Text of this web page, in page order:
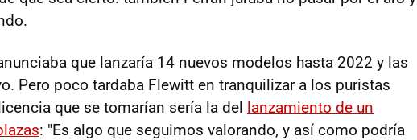
que lanzaría 14 nuevos modelos hasta 2022 y las
Pero poco tardaba Flewitt en tranquilizar a los puristas
que se tomarían sería la del lanzamiento de un
: "Es algo que seguimos valorando, y así como podría